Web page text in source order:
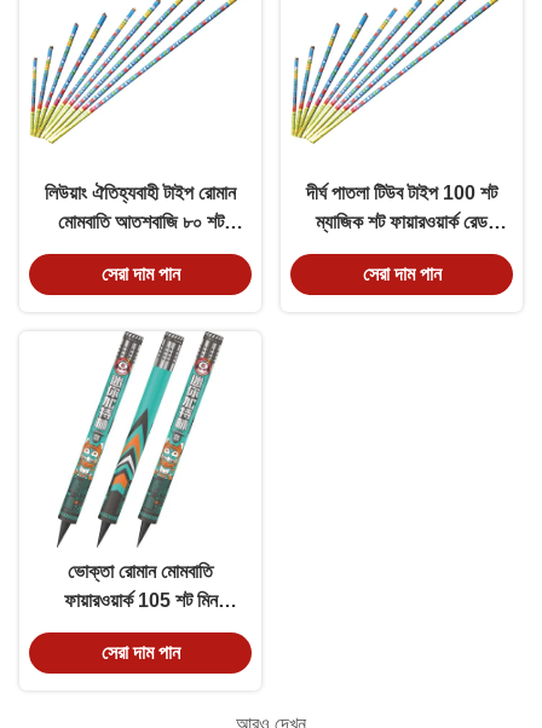
লিউয়াং ঐতিহ্যবাহী টাইপ রোমান
মোমবাতি আতশবাজি ৮০ শট
ম্যাজিক শট
সেরা দাম পান
দীর্ঘ পাতলা টিউব টাইপ 100 শট
ম্যাজিক শট ফায়ারওয়ার্ক রেড
গ্রিন পার্ল সঙ্গে রিপোর্ট
সেরা দাম পান
ভোক্তা রোমান মোমবাতি
ফায়ারওয়ার্ক 105 শট মিন
গ্যাটলিন লাল সবুজ তারকা থেকে
ক্রাইসেন্থেমাম
সেরা দাম পান
আরও দেখুন